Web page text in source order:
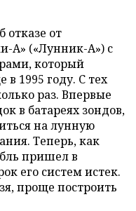
отказе от
А» («Лунник-А») с
который
в 1995 году. С тех
раз. Впервые
в батареях зондов,
на лунную
Теперь, как
пришел в
его систем истек.
проще построить